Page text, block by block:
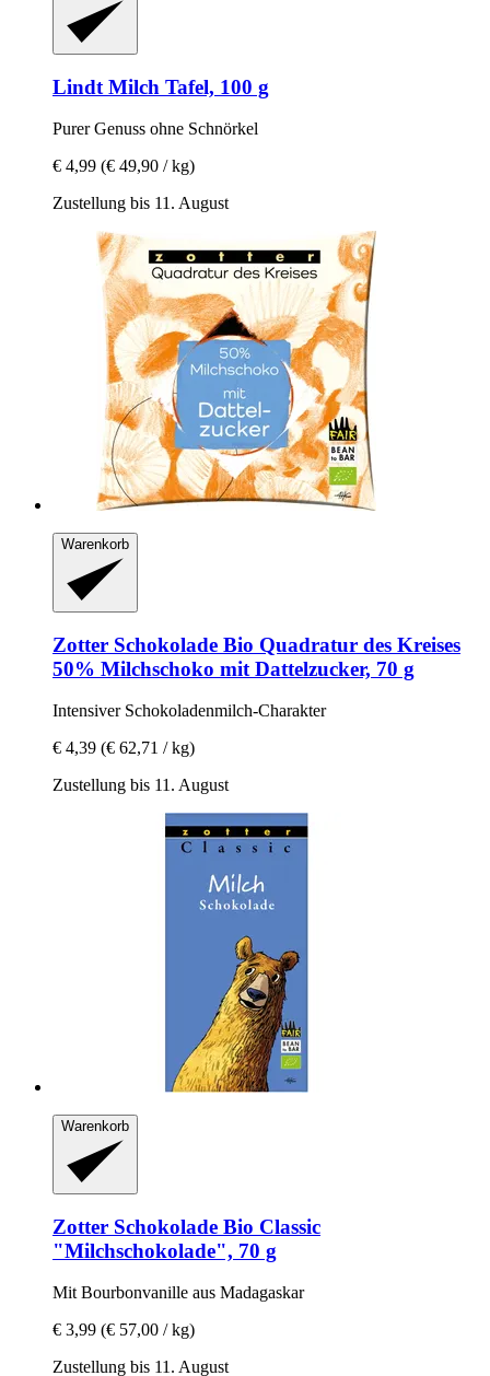
Lindt Milch Tafel, 100 g
Purer Genuss ohne Schnörkel
€ 4,99 (€ 49,90 / kg)
Zustellung bis 11. August
Warenkorb
Zotter Schokolade Bio Quadratur des Kreises
50% Milchschoko mit Dattelzucker, 70 g
Intensiver Schokoladenmilch-​Charakter
€ 4,39 (€ 62,71 / kg)
Zustellung bis 11. August
Warenkorb
Zotter Schokolade Bio Classic
"Milchschokolade", 70 g
Mit Bourbonvanille aus Madagaskar
€ 3,99 (€ 57,00 / kg)
Zustellung bis 11. August